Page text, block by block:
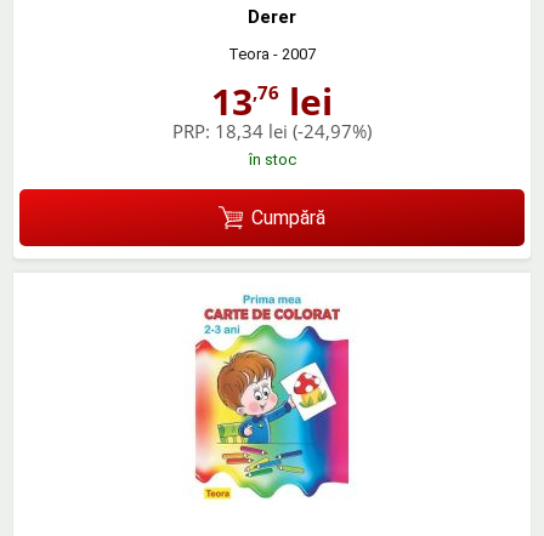
Derer
Teora - 2007
13,76 lei
PRP: 18,34 lei (-24,97%)
în stoc
Cumpără